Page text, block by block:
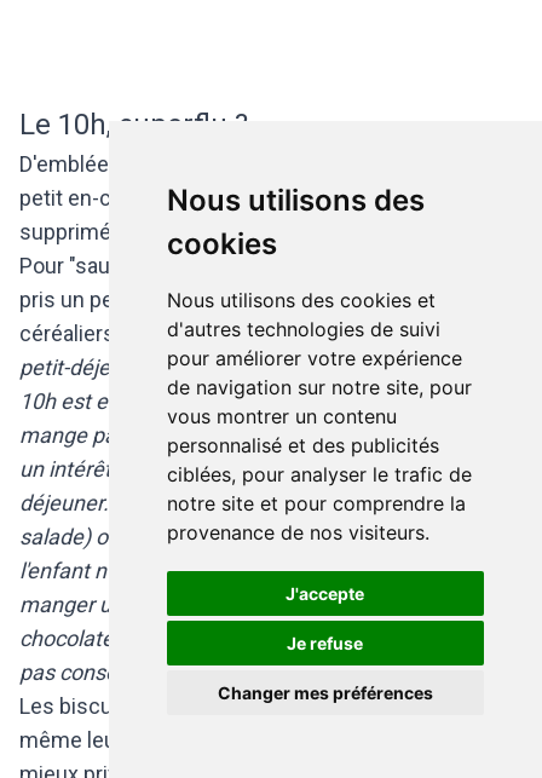
Nous utilisons des
cookies
Nous utilisons des cookies et
d'autres technologies de suivi
pour améliorer votre expérience
de navigation sur notre site, pour
vous montrer un contenu
personnalisé et des publicités
ciblées, pour analyser le trafic de
notre site et pour comprendre la
provenance de nos visiteurs.
J'accepte
Je refuse
Changer mes préférences
Le 10h, superflu ?
D'emblée, Jessica Wouters nous confirme que le
petit en-cas du matin pourrait effectivement être
supprimé. Elle pose toutefois plusieurs conditions.
Pour "sauter" le 10h, il faut s'assurer que l'enfant ait
pris un petit-déjeuner complet et diversifié (produits
céréaliers, laitage et fruits). "Si l'enfant mange un
petit-déjeuner conséquent le matin, la collation de
10h est effectivement superflue. Par contre, s'il ne
mange pas beaucoup le matin, la collation de 10h a
un intérêt. Elle devra alors venir compléter le petit-
déjeuner. On pense aux fruits (en morceaux ou en
salade) ou aux compotes sans sucre ajouté si
l'enfant n'a pas eu de fruit le matin. Il peut aussi
manger un produit laitier (berlingot de lait, lait
chocolaté, jus de riz enrichi en calcium...) s'il n'en a
pas consommé au réveil" précise la diététicienne.
Les biscuits ne sont pas à bannir (on peut quand
même leurs faire plaisir!) mais attention, il vaut